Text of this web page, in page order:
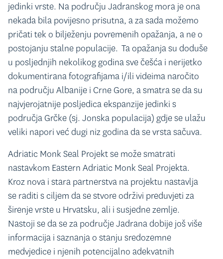
jedinki vrste. Na području Jadranskog mora je ona
nekada bila povijesno prisutna, a za sada možemo
pričati tek o bilježenju povremenih opažanja, a ne o
postojanju stalne populacije. Ta opažanja su doduše
u posljednjih nekolikog godina sve češća i nerijetko
dokumentirana fotografijama i/ili videima naročito
na području Albanije i Crne Gore, a smatra se da su
najvjerojatnije posljedica ekspanzije jedinki s
područja Grčke (sj. Jonska populacija) gdje se ulažu
veliki napori već dugi niz godina da se vrsta sačuva.
Adriatic Monk Seal Projekt se može smatrati
nastavkom Eastern Adriatic Monk Seal Projekta.
Kroz nova i stara partnerstva na projektu nastavlja
se raditi s ciljem da se stvore održivi preduvjeti za
širenje vrste u Hrvatsku, ali i susjedne zemlje.
Nastoji se da se za područje Jadrana dobije još više
informacija i saznanja o stanju sredozemne
medvjedice i njenih potencijalno adekvatnih